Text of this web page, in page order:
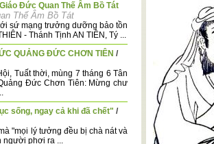
Đức Quan Thế Âm Bồ Tát
Thế Âm Bồ Tát
sứ mạng trưởng dưỡng bảo tồn
- Thánh Tịnh AN TIÊN, Tý ...
QUẢNG ĐỨC CHƠN TIÊN /
Tuất thời, mùng 7 tháng 6 Tân
Đức Chơn Tiên: Mừng chư
sống, ngay cả khi đã chết" /
"mọi lý tưởng đều bị chà nát và
người phơi ra ...